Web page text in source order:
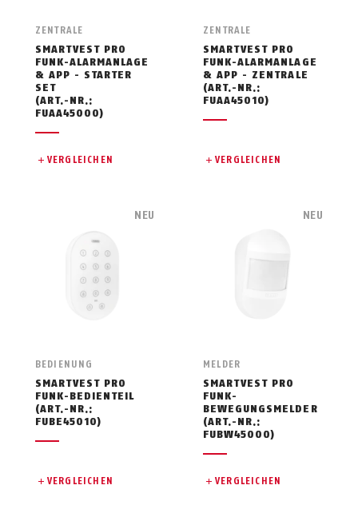
ZENTRALE
SMARTVEST PRO
FUNK-ALARMANLAGE
& APP - STARTER
SET
(ART.-NR.:
FUAA45000)
VERGLEICHEN
ZENTRALE
SMARTVEST PRO
FUNK-ALARMANLAGE
& APP - ZENTRALE
(ART.-NR.:
FUAA45010)
VERGLEICHEN
BEDIENUNG
SMARTVEST PRO
FUNK-BEDIENTEIL
(ART.-NR.:
FUBE45010)
VERGLEICHEN
NEU
MELDER
SMARTVEST PRO
FUNK-
BEWEGUNGSMELDER
(ART.-NR.:
FUBW45000)
VERGLEICHEN
NEU